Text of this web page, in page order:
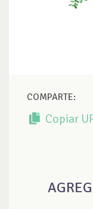
COMPARTE:
Copiar